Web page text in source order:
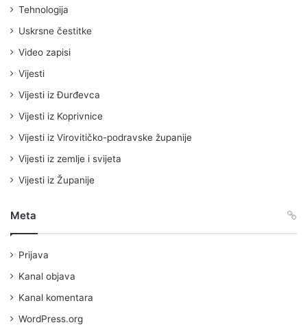
Tehnologija
Uskrsne čestitke
Video zapisi
Vijesti
Vijesti iz Đurđevca
Vijesti iz Koprivnice
Vijesti iz Virovitičko-podravske županije
Vijesti iz zemlje i svijeta
Vijesti iz Županije
Meta
Prijava
Kanal objava
Kanal komentara
WordPress.org